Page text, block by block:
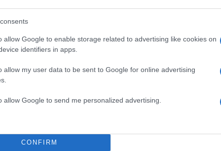
allow Google to enable storage related to advertising like cookies on
identifiers in apps.
allow my user data to be sent to Google for online advertising
allow Google to send me personalized advertising.
CONFIRM
πήγαν στον Άγιο
τον γιο τους
είναι πολύ 56 Στην Κρήτη ο